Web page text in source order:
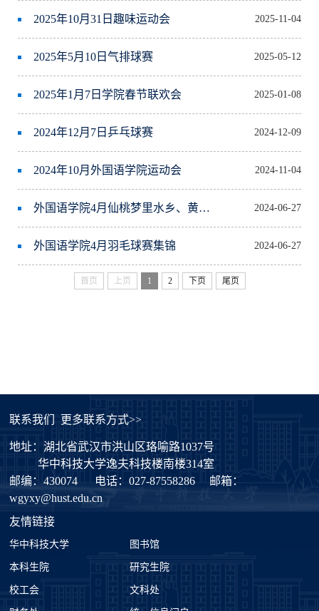
2025年10月31日趣味运动会 2025-11-04
2025年5月10日气排球赛 2025-05-12
2025年1月7日学院春节联欢会 2025-01-08
2024年12月7日乒乓球赛 2024-12-09
2024年10月外国语学院运动会 2024-11-04
外国语学院4月仙桃梦里水乡、黄陂云雾山春游 2024-06-27
外国语学院4月羽毛球赛集锦 2024-06-27
首页 上页 1 2 下页 尾页
联系我们 更多联系方式>>
地址：湖北省武汉市洪山区珞喻路1037号
华中科技大学逸夫科技楼南楼314室
邮编：430074
电话：027-87558286
邮箱：
wgyxy@hust.edu.cn
友情链接
华中科技大学 图书馆
本科生院 研究生院
校工会 文科处